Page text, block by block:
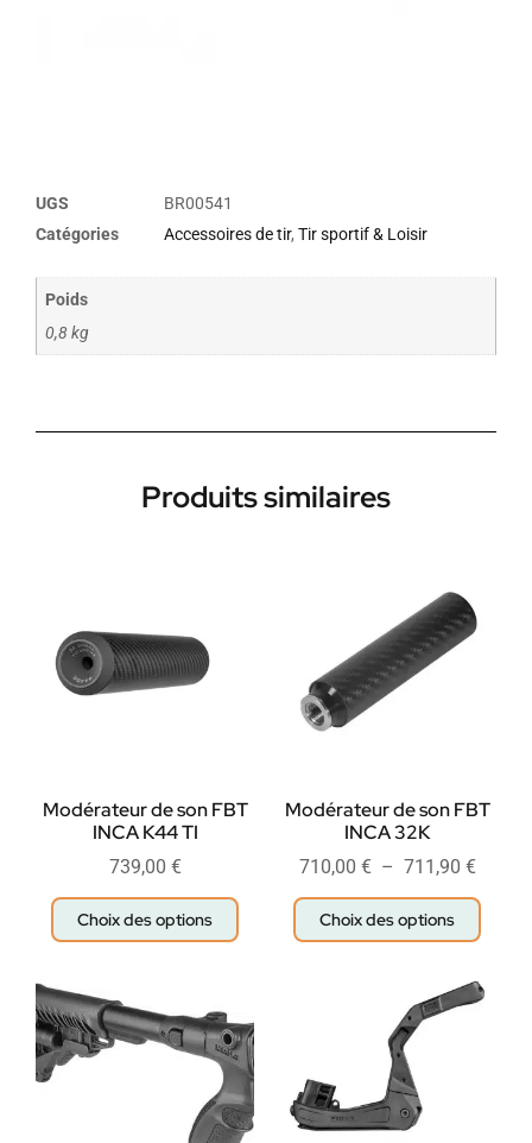
UGS
BR00541
Catégories
Accessoires de tir, Tir sportif & Loisir
Poids
0,8 kg
Produits similaires
Modérateur de son FBT
INCA K44 TI
739,00 €
Choix des options
Modérateur de son FBT
INCA 32K
710,00 € – 711,90 €
Choix des options